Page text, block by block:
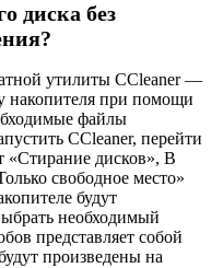
диска без
утилиты CCleaner —
накопителя при помощи
файлы
CCleaner, перейти
«Стирание дисков», В
свободное место»
будут
необходимый
представляет собой
произведены на